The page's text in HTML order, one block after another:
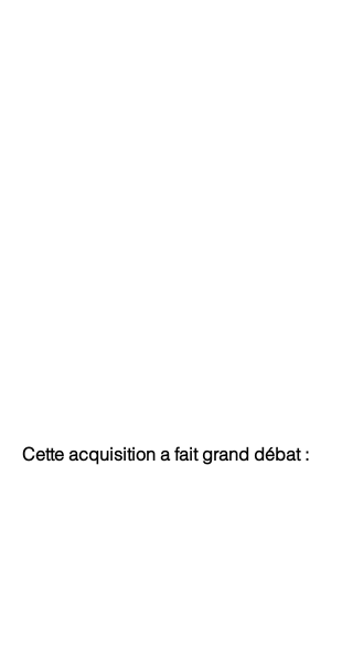
Cette acquisition a fait grand débat :